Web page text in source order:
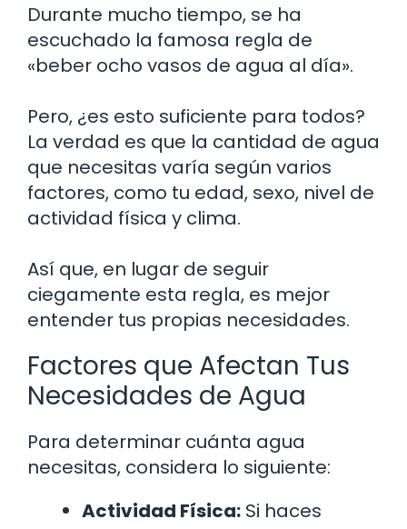
Durante mucho tiempo, se ha
escuchado la famosa regla de
«beber ocho vasos de agua al día».
Pero, ¿es esto suficiente para todos?
La verdad es que la cantidad de agua
que necesitas varía según varios
factores, como tu edad, sexo, nivel de
actividad física y clima.
Así que, en lugar de seguir
ciegamente esta regla, es mejor
entender tus propias necesidades.
Factores que Afectan Tus
Necesidades de Agua
Para determinar cuánta agua
necesitas, considera lo siguiente:
Actividad Física: Si haces